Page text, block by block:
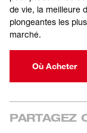
de vie, la meilleure
plongeantes les
marché.
Où Acheter
PARTAGEZ